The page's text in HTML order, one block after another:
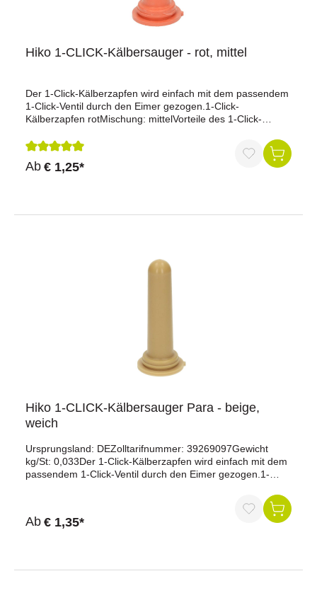
Hiko 1-CLICK-Kälbersauger - rot, mittel
Der 1-Click-Kälberzapfen wird einfach mit dem passendem
1-Click-Ventil durch den Eimer gezogen.1-Click-
Kälberzapfen rotMischung: mittelVorteile des 1-Click-
erforderlichKeine Verschraubung am Eimer oder
Ventilminimale Keimbelastung durch Klappeminimaler
ZeitaufwandMade in Germany
Durchschnittliche Bewertung von 5 von 5 Sternen
Ab € 1,25*
Hiko 1-CLICK-Kälbersauger Para - beige,
weich
Ursprungsland: DEZolltarifnummer: 39269097Gewicht
kg/St: 0,033Der 1-Click-Kälberzapfen wird einfach mit dem
passendem 1-Click-Ventil durch den Eimer gezogen.1-
Ventildichtung erforderlichKeine Verschraubung am Eimer
oder Ventilminimale Keimbelastung durch Klappeminimaler
Ab € 1,35*